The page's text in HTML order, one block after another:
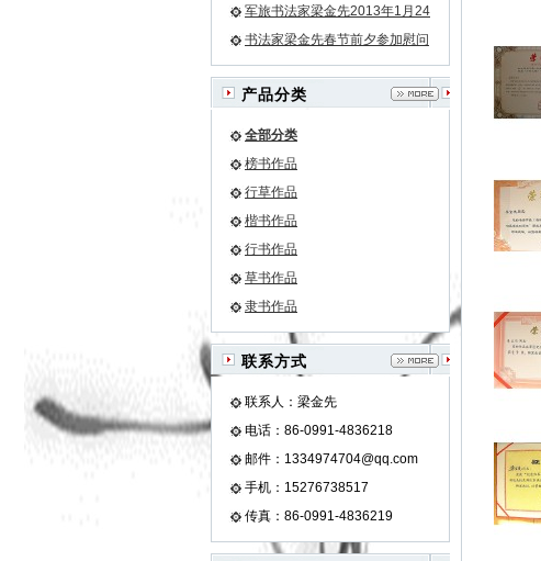
花》
军旅书法家梁金先2013年1月24
日再次为驻军某团挥豪泼墨
书法家梁金先春节前夕参加慰问
驻军部队官兵的活动
产品分类
全部分类
榜书作品
行草作品
楷书作品
行书作品
草书作品
隶书作品
联系方式
联系人：梁金先
电话：86-0991-4836218
邮件：1334974704@qq.com
手机：15276738517
传真：86-0991-4836219